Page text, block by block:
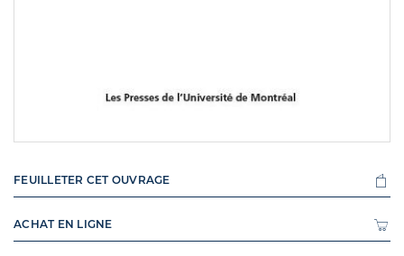
FEUILLETER CET OUVRAGE
ACHAT EN LIGNE